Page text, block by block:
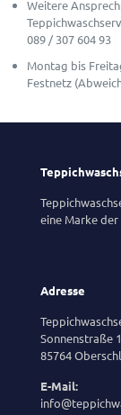
Weitere
089 / 307 604 93
Montag bis
Festnetz
eine Marke der
Adresse
Sonnenstraße
85764
E-Mail: